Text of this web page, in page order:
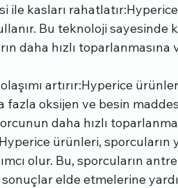
ile kasları
Bu teknoloji sayesinde
daha hızlı toparlanmasına
artırır:Hyperice
fazla oksijen ve besin
daha hızlı
ürünleri,
olur. Bu, sporcuların
sonuçlar elde etmelerine